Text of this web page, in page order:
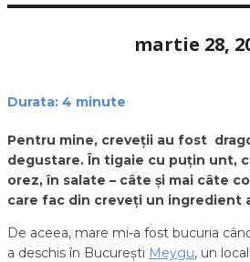
martie 28,
Durata: 4 minute
Pentru mine, creveții au fost
degustare. În tigaie cu puțin unt,
orez, în salate – câte și mai câte
care fac din creveți un ingredient
De aceea, mare mi-a fost bucuria
a deschis în București Meygu, un